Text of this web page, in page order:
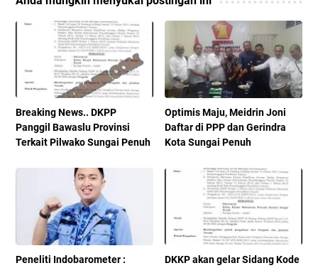
Breaking News.. DKPP
Panggil Bawaslu Provinsi
Terkait Pilwako Sungai Penuh
Optimis Maju, Meidrin Joni
Daftar di PPP dan Gerindra
Kota Sungai Penuh
Peneliti Indobarometer :
DKKP akan gelar Sidang Kode